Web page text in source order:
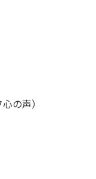
の声）